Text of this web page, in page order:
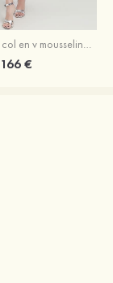
Robe trapèze col en v mousseline longueur mollet robe de mère de la mariée avec perle
166 €